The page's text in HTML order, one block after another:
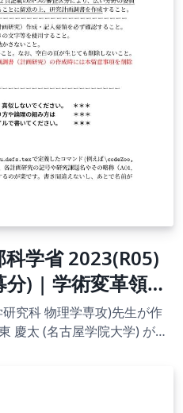
学省 2023(R05)
) | 学術変革領域
究(A) (計画研究)
究科 物理学専攻)先生が作
慶太 (名古屋学院大学) が了
はこちら↓を